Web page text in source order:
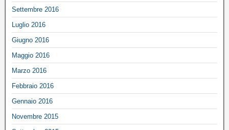
Settembre 2016
Luglio 2016
Giugno 2016
Maggio 2016
Marzo 2016
Febbraio 2016
Gennaio 2016
Novembre 2015